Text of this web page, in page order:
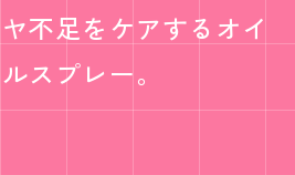
ヤ不足をケアするオイ
ルスプレー。